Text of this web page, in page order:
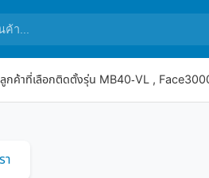
ค้าที่เลือกติดตั้งรุ่น MB40-VL ,
า